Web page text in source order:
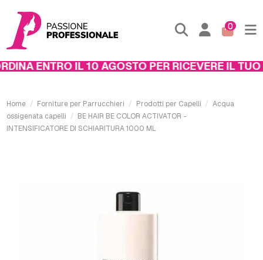
0
ENTRO IL 10 AGOSTO PER RICEVERE IL TUO
Home Forniture per Parrucchieri Prodotti per Capelli
Acqua
ossigenata capelli
BE HAIR BE COLOR ACTIVATOR -
INTENSIFICATORE DI SCHIARITURA 1000 ML